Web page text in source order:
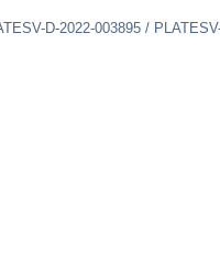
D-2022-003895 /